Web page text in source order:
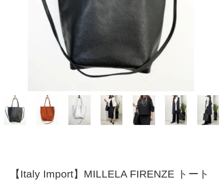
【Italy Import】MILLELA FIRENZE トート